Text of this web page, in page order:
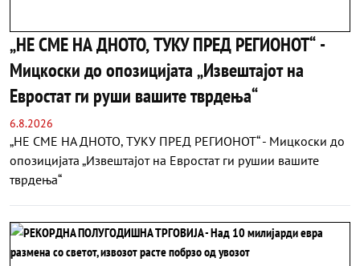
„НЕ СМЕ НА ДНОТО, ТУКУ ПРЕД РЕГИОНОТ“ -
Мицкоски до опозицијата „Извештајот на
Евростат ги руши вашите тврдења“
6.8.2026
„НЕ СМЕ НА ДНОТО, ТУКУ ПРЕД РЕГИОНОТ“ - Мицкоски до
опозицијата „Извештајот на Евростат ги рушии вашите
тврдења“